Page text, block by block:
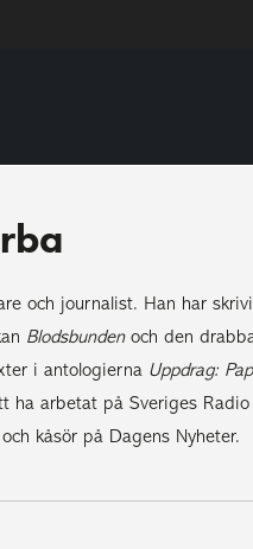
och journalist. Han har
Blodsbunden och den
i antologierna Uppdrag:
arbetat på Sveriges Radio
kåsör på Dagens Nyheter.